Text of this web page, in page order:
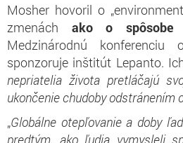
Mosher hovoril o
zmenách ako o spôsobe
Medzinárodnú konferenciu
sponzoruje inštitút Lepanto.
nepriatelia života pretláčajú
ukončenie chudoby odstránením
„Globálne otepľovanie a doby
predtým, ako ľudia vymysleli